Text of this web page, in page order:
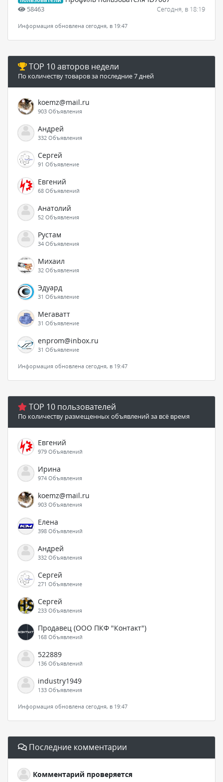
58463 Сегодня, в 18:19
Информация обновлена сегодня, в 19:47
TOP 10 авторов недели
По количеству товаров за последние 7 дней
koemz@mail.ru
903 Объявления
Андрей
332 Объявления
Сергей
91 Объявление
Евгений
68 Объявлений
Анатолий
52 Объявления
Рустам
34 Объявления
Михаил
32 Объявления
Эдуард
31 Объявление
Мегаватт
31 Объявление
enprom@inbox.ru
31 Объявление
Информация обновлена сегодня, в 19:47
TOP 10 пользователей
По количеству размещенных объявлений за всё время
Евгений
979 Объявлений
Ирина
974 Объявления
koemz@mail.ru
903 Объявления
Елена
398 Объявлений
Андрей
332 Объявления
Сергей
271 Объявление
Сергей
233 Объявления
Продавец (ООО ПКФ "Контакт")
168 Объявлений
522889
136 Объявлений
industry1949
133 Объявления
Информация обновлена сегодня, в 19:47
Последние комментарии
Комментарий проверяется